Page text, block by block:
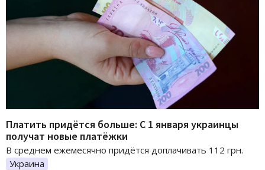
Платить придётся больше: С 1 января украинцы
получат новые платёжки
В среднем ежемесячно придётся доплачивать 112 грн.
Украина